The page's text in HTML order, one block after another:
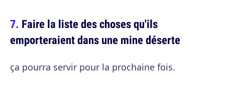
Faire la liste des choses qu'ils
emporteraient dans une mine déserte
ça pourra servir pour la prochaine fois.